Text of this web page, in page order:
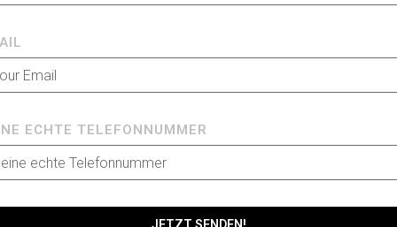
ECHTE TELEFONNUMMER